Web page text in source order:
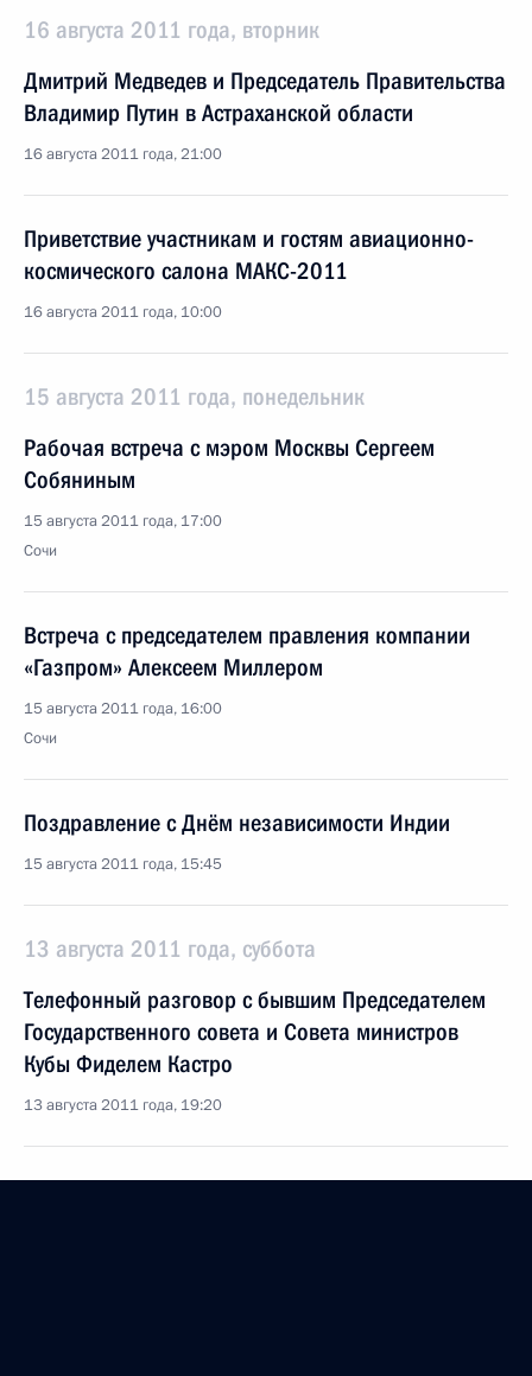
16 августа 2011 года, вторник
Дмитрий Медведев и Председатель Правительства
Владимир Путин в Астраханской области
16 августа 2011 года, 21:00
Приветствие участникам и гостям авиационно-
космического салона МАКС-2011
16 августа 2011 года, 10:00
15 августа 2011 года, понедельник
Рабочая встреча с мэром Москвы Сергеем
Собяниным
15 августа 2011 года, 17:00
Сочи
Встреча с председателем правления компании
«Газпром» Алексеем Миллером
15 августа 2011 года, 16:00
Сочи
Поздравление с Днём независимости Индии
15 августа 2011 года, 15:45
13 августа 2011 года, суббота
Телефонный разговор с бывшим Председателем
Государственного совета и Совета министров
Кубы Фиделем Кастро
13 августа 2011 года, 19:20
Распоряжение о продлении срока службы ряду